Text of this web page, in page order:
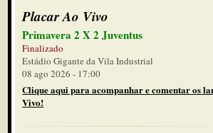
Placar Ao Vivo
Primavera 2 X 2 Juventus
Finalizado
Estádio Gigante da Vila Industrial
08 ago 2026 - 17:00
Clique aqui para acompanhar e comentar os
Vivo!